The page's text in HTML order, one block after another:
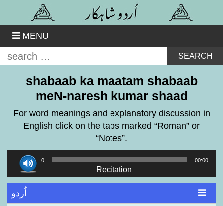
contentMENU
Search
for:
shabaab ka maatam shabaab
meN-naresh kumar shaad
For word meanings and explanatory discussion in
English click on the tabs marked “Roman” or
“Notes”.
Audio
Player
00:00 00:00
Recitation
اُردو